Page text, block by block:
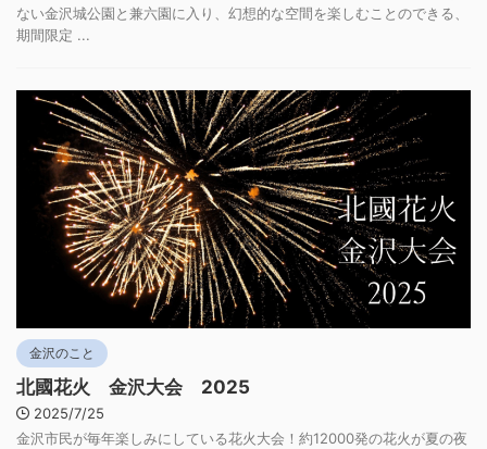
ない金沢城公園と兼六園に入り、幻想的な空間を楽しむことのできる、
期間限定 ...
金沢のこと
北國花火 金沢大会 2025
2025/7/25
金沢市民が毎年楽しみにしている花火大会！約12000発の花火が夏の夜